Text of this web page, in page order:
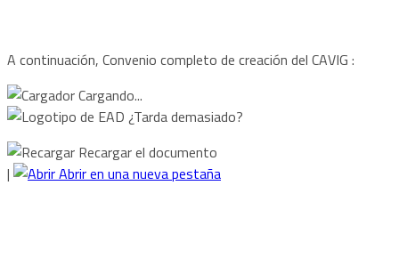
A continuación, Convenio completo de creación del CAVIG :
Cargando...
¿Tarda demasiado?
Recargar el documento
|
Abrir en una nueva pestaña